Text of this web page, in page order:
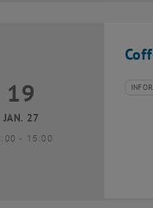
Januar 2027
19
JAN. 27
- bis
15:00